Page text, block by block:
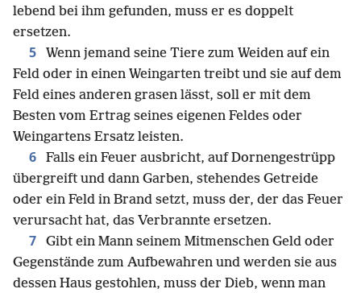
lebend bei ihm gefunden, muss er es doppelt
ersetzen.
5
Wenn jemand seine Tiere zum Weiden auf ein
Feld oder in einen Weingarten treibt und sie auf dem
Feld eines anderen grasen lässt, soll er mit dem
Besten vom Ertrag seines eigenen Feldes oder
Weingartens Ersatz leisten.
6
Falls ein Feuer ausbricht, auf Dornengestrüpp
übergreift und dann Garben, stehendes Getreide
oder ein Feld in Brand setzt, muss der, der das Feuer
verursacht hat, das Verbrannte ersetzen.
7
Gibt ein Mann seinem Mitmenschen Geld oder
Gegenstände zum Aufbewahren und werden sie aus
dessen Haus gestohlen, muss der Dieb, wenn man